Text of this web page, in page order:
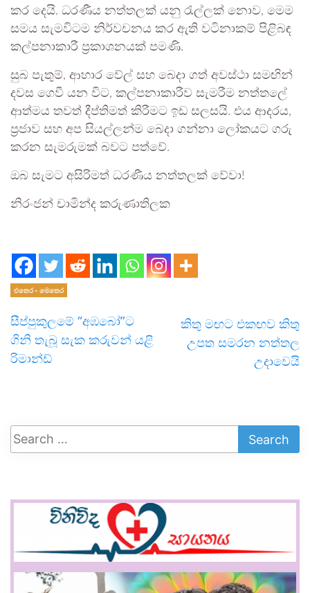
කර දෙයි. ධරණීය නත්තලක් යනු රැල්ලක් නොව, මෙම
සමය සැමවිටම නිර්වචනය කර ඇති වටිනාකම් පිළිබඳ
කල්පනාකාරී ප්‍රකාශනයක් පමණි.
සුබ පැතුම්, ආහාර වේල් සහ බෙදා ගත් අවස්ථා සමඟින්
දවස ගෙවී යන විට, කල්පනාකාරීව සැමරීම නත්තලේ
ආත්මය තවත් දීප්තිමත් කිරීමට ඉඩ සලසයි. එය ආදරය,
ප්‍රජාව සහ අප සියල්ලන්ම බෙදා ගන්නා ලෝකයට ගරු
කරන සැමරුමක් බවට පත්වේ.
ඔබ සැමට අසිරිමත් ධරණීය නත්තලක් වේවා!
නිරංජන් චාමින්ද කරුණාතිලක
එතෙර - මෙතෙර
සීප්පුකුලමේ “අඹබෝ”ට
ගිනි තැබූ සැක කරුවන් යළි
රිමාන්ඩ්
කිතු මඟට එකඟව කිතු
උපත සමරන නත්තල
උදාවෙයි